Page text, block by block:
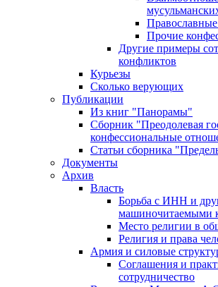
Прочие
Другие примеры
конфликтов
Курьезы
Сколько верующих
Публикации
Из книг "Панорамы"
Сборник "Преодолевая
конфессиональные
Статьи сборника
Документы
Архив
Власть
Борьба с ИНН и
машиночитаемыми
Место религии в
Религия и права
Армия и силовые
Соглашения и
сотрудничество